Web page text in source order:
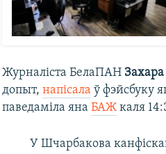
Журналіста БелаПАН
допыт,напісала ў фэйсбуку
паведаміла янаБАЖ каля
У Шчарбакова